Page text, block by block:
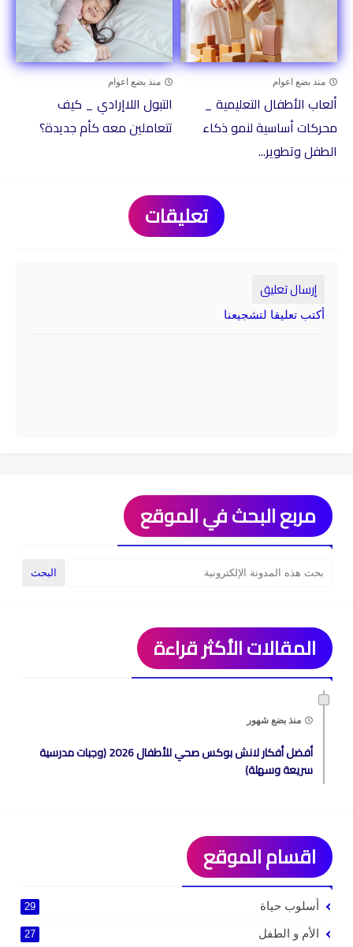
منذ بضع اعوام
ألعاب الأطفال التعليمية _
محركات أساسية لنمو ذكاء
الطفل وتطوير...
منذ بضع اعوام
التبول اللاإرادي _ كيف
تتعاملين معه كأم جديدة؟
تعليقات
إرسال تعليق
أكتب تعليقا لتشجيعنا
مربع البحث في الموقع
المقالات الأكثر قراءة
منذ بضع شهور
أفضل أفكار لانش بوكس صحي للأطفال 2026 (وجبات مدرسية
سريعة وسهلة)
اقسام الموقع
أسلوب حياة 29
الأم و الطفل 27